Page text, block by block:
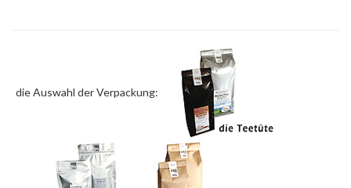
die Auswahl der Verpackung: